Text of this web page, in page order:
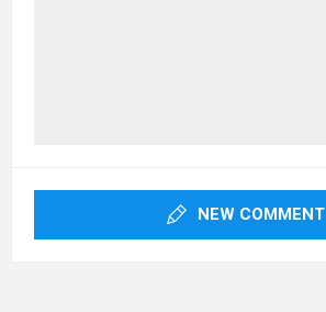
NEW COMMENT